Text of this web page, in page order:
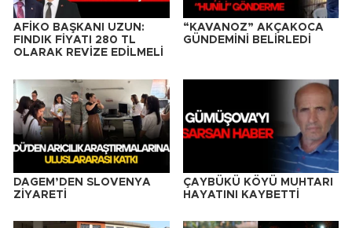
AFİKO BAŞKANI UZUN:
FINDIK FİYATI 280 TL
OLARAK REVİZE EDİLMELİ
“KAVANOZ” AKÇAKOCA
GÜNDEMİNİ BELİRLEDİ
DAGEM’DEN SLOVENYA
ZİYARETİ
ÇAYBÜKÜ KÖYÜ MUHTARI
HAYATINI KAYBETTİ